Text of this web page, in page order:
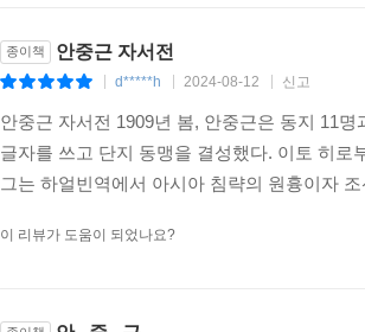
종이책 안중근 자서전
d*****h 2024-08-12 신고
안중근 자서전 1909년 봄, 안중근은 동지 11
글자를 쓰고 단지 동맹을 결성했다. 이토 히로
그는 하얼빈역에서 아시아 침략의 원흉이자
이 리뷰가 도움이 되었나요?